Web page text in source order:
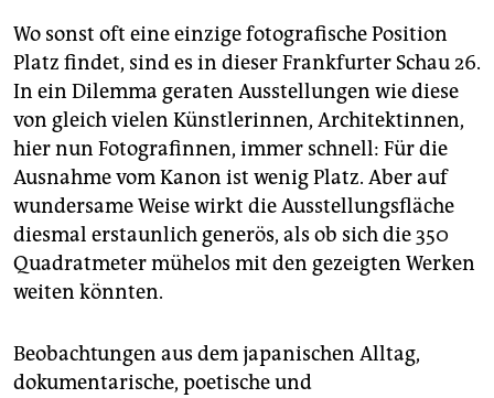
Wo sonst oft eine einzige fotografische Position
Platz findet, sind es in dieser Frankfurter Schau 26.
In ein Dilemma geraten Ausstellungen wie diese
von gleich vielen Künstlerinnen, Architektinnen,
hier nun Fotografinnen, immer schnell: Für die
Ausnahme vom Kanon ist wenig Platz. Aber auf
wundersame Weise wirkt die Ausstellungsfläche
diesmal erstaunlich generös, als ob sich die 350
Quadratmeter mühelos mit den gezeigten Werken
weiten könnten.
Beobachtungen aus dem japanischen Alltag,
dokumentarische, poetische und